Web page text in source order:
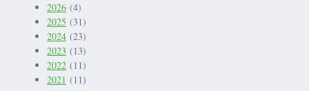
2026 (4)
2025 (31)
2024 (23)
2023 (13)
2022 (11)
2021 (11)